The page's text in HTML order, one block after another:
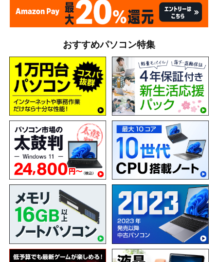
おすすめパソコン特集